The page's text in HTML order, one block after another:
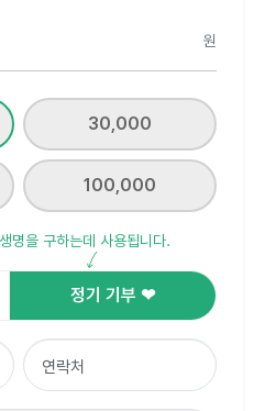
원
30,000
100,000
명을 구하는데 사용됩니다.
정기 기부 ❤